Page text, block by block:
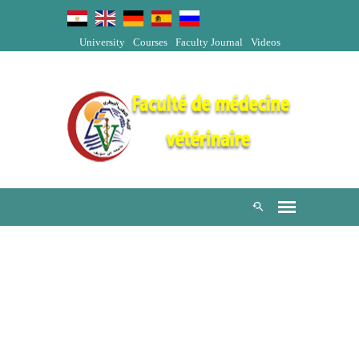
University Courses Faculty Journal Videos